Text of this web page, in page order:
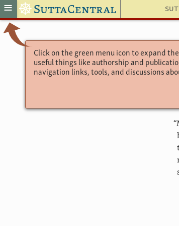
≡ ☸ SuttaCentral
Click on the green menu icon to expand
useful things like authorship and
navigation links, tools, and discussions